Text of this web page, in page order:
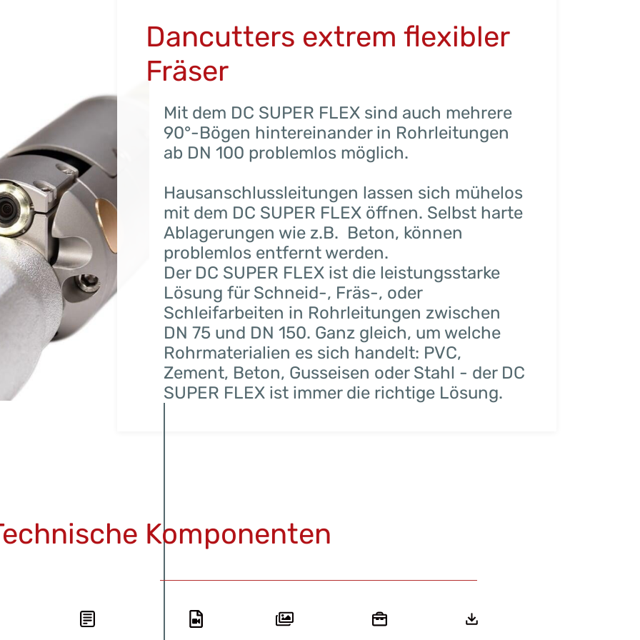
Dancutters extrem flexibler
Fräser
Mit dem DC SUPER FLEX sind auch mehrere
90°-Bögen hintereinander in Rohrleitungen
ab DN 100 problemlos möglich.
Hausanschlussleitungen lassen sich mühelos
mit dem DC SUPER FLEX öffnen. Selbst harte
Ablagerungen wie z.B. Beton, können
problemlos entfernt werden.
Der DC SUPER FLEX ist die leistungsstarke
Lösung für Schneid-, Fräs-, oder
Schleifarbeiten in Rohrleitungen zwischen
DN 75 und DN 150. Ganz gleich, um welche
Rohrmaterialien es sich handelt: PVC,
Zement, Beton, Gusseisen oder Stahl - der DC
SUPER FLEX ist immer die richtige Lösung.
Komponenten